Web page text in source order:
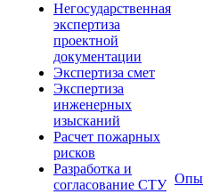
Негосударственная
экспертиза
проектной
документации
Экспертиза смет
Экспертиза
инженерных
изысканий
Расчет пожарных
рисков
Разработка и
согласование СТУ